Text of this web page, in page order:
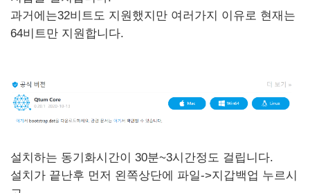
과거에는32비트도 지원했지만 여러가지 이유로 현재는
64비트만 지원합니다.
설치하는 동기화시간이 30분~3시간정도 걸립니다.
설치가 끝난후 먼저 왼쪽상단에 파일->지갑백업 누르시